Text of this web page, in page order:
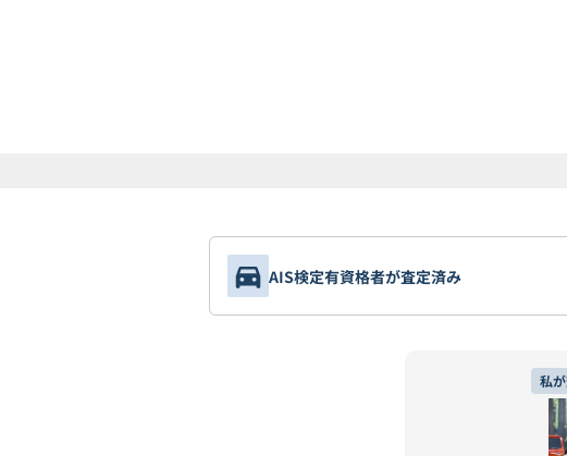
AIS検定有資格者が査定済み
私